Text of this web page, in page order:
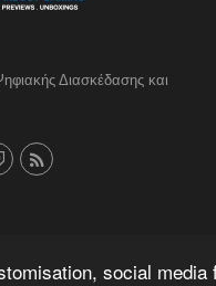
social
Διασκέδασης και